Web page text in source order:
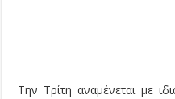
Την Τρίτη αναμένεται με